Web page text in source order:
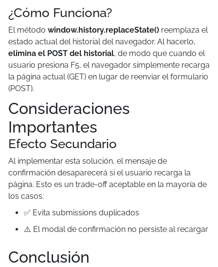
¿Cómo Funciona?
El método window.history.replaceState() reemplaza el
estado actual del historial del navegador. Al hacerlo,
elimina el POST del historial, de modo que cuando el
usuario presiona F5, el navegador simplemente recarga
la página actual (GET) en lugar de reenviar el formulario
(POST).
Consideraciones
Importantes
Efecto Secundario
Al implementar esta solución, el mensaje de
confirmación desaparecerá si el usuario recarga la
página. Esto es un trade-off aceptable en la mayoría de
los casos:
✅ Evita submissions duplicados
⚠️ El modal de confirmación no persiste al recargar
Conclusión